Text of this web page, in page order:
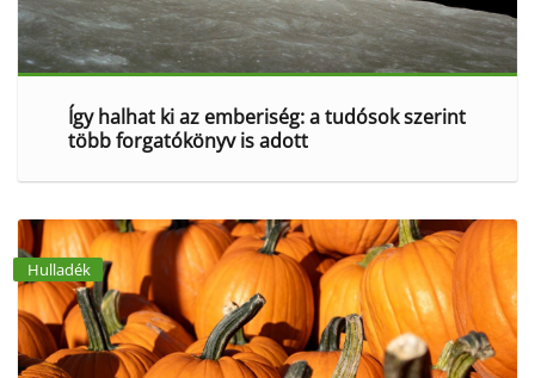
Így halhat ki az emberiség: a tudósok szerint
több forgatókönyv is adott
Hulladék